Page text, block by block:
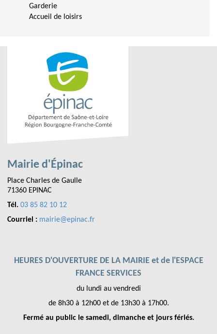
Garderie
Accueil de loisirs
Mairie d'Épinac
Place Charles de Gaulle
71360 EPINAC
Tél. 03 85 82 10 12
Courriel : mairie@epinac.fr
HEURES D'OUVERTURE DE LA MAIRIE et de l'ESPACE
FRANCE SERVICES
du lundi au vendredi
de 8h30 à 12h00 et de 13h30 à 17h00.
Fermé au public le samedi, dimanche et jours fériés.